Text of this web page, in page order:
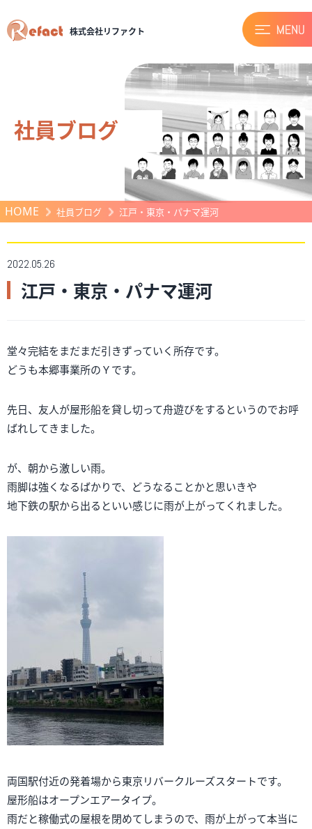
株式会社リファクト
社員ブログ
HOME 社員ブログ 江戸・東京・パナマ運河
2022.05.26
江戸・東京・パナマ運河
堂々完結をまだまだ引きずっていく所存です。
どうも本郷事業所のＹです。
先日、友人が屋形船を貸し切って舟遊びをするというのでお呼
ばれしてきました。
が、朝から激しい雨。
雨脚は強くなるばかりで、どうなることかと思いきや
地下鉄の駅から出るといい感じに雨が上がってくれました。
両国駅付近の発着場から東京リバークルーズスタートです。
屋形船はオープンエアータイプ。
雨だと稼働式の屋根を閉めてしまうので、雨が上がって本当に